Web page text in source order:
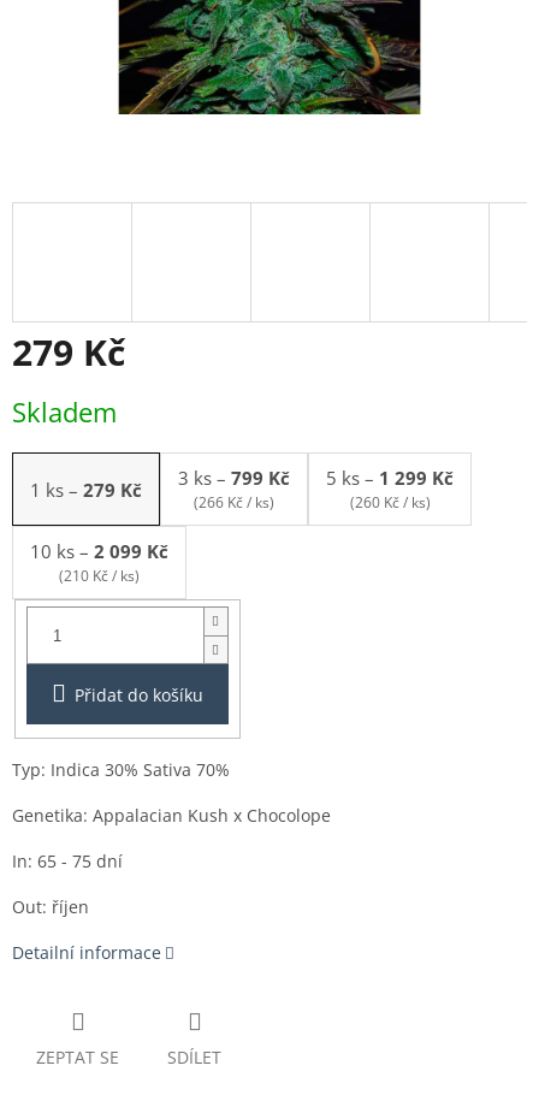
279 Kč
cena:
Skladem
1 ks – 279 Kč 3 ks – 799 Kč
(266 Kč / ks)
5 ks – 1 299 Kč
(260 Kč / ks)
10 ks – 2 099 Kč
(210 Kč / ks)
Balení:
Přidat do košíku
Typ: Indica 30% Sativa 70%
Genetika: Appalacian Kush x Chocolope
In: 65 - 75 dní
Out: říjen
Detailní informace
ZEPTAT SE SDÍLET